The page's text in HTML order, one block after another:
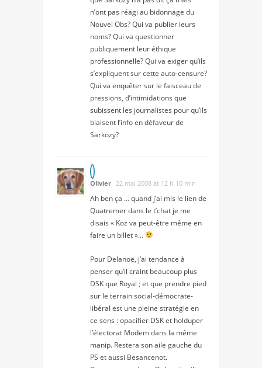
n’ont pas réagi au bidonnage du
Nouvel Obs? Qui va publier leurs
noms? Qui va questionner
publiquement leur éthique
professionnelle? Qui va exiger qu’ils
s’expliquent sur cette auto-censure?
Qui va enquêter sur le faisceau de
pressions, d’intimidations que
subissent les journalistes pour qu’ils
biaisent l’info en défaveur de
Sarkozy?
Olivier 22 mai 2008 at 12 h 10 min
Ah ben ça … quand j’ai mis le lien de
Quatremer dans le t’chat je me
disais « Koz va peut-être même en
faire un billet »…
Pour Delanoë, j’ai tendance à
penser qu’il craint beaucoup plus
DSK que Royal ; et que prendre pied
sur le terrain social-démocrate-
libéral est une pleine stratégie en
ce sens : opacifier DSK et holduper
l’électorat Modem dans la même
manip. Restera son aile gauche du
PS et aussi Besancenot.